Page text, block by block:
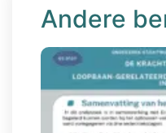
Andere